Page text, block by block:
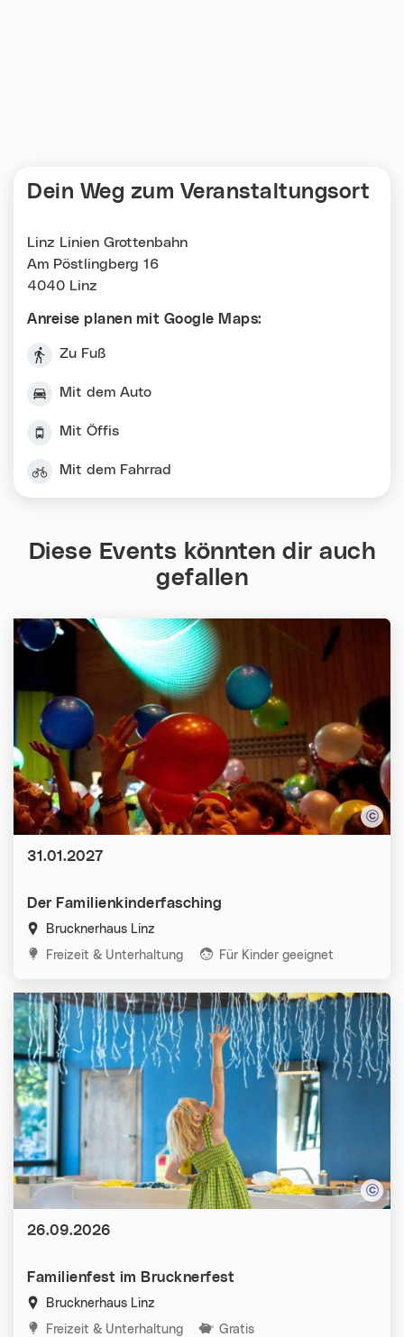
Dein Weg zum Veranstaltungsort
Linz Linien Grottenbahn
Am Pöstlingberg 16
4040 Linz
Anreise planen mit Google Maps:
Zu Fuß
Mit dem Auto
Mit Öffis
Mit dem Fahrrad
Diese Events könnten dir auch
gefallen
Der Familienkinderfasching
Brucknerhaus Linz
Kategorien:
Freizeit & Unterhaltung Für Kinder geeignet
Datum:
31.01.2027
Familienfest im Brucknerfest
Brucknerhaus Linz
Kategorien:
Freizeit & Unterhaltung
Gratis
Datum:
26.09.2026